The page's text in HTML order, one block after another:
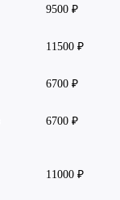
9500 ₽
11500 ₽
6700 ₽
6700 ₽
11000 ₽